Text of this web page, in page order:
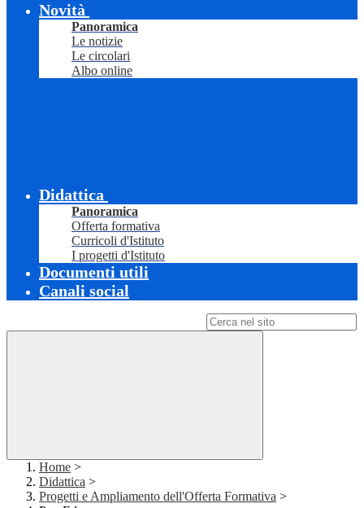
Novità
Panoramica
Le notizie
Le circolari
Albo online
Didattica
Panoramica
Offerta formativa
Curricoli d'Istituto
I progetti d'Istituto
Documenti utili
Canali social
Home >
Didattica >
Progetti e Ampliamento dell'Offerta Formativa >